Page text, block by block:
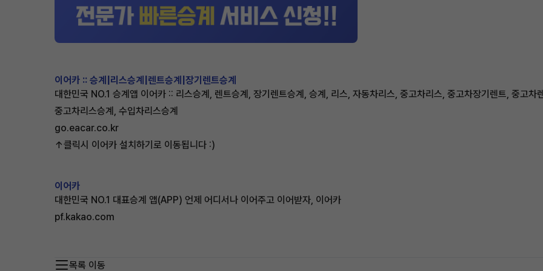
이어카 :: 승계|리스승계|렌트승계|장기렌트승계
대한민국 NO.1 승계앱 이어카 :: 리스승계, 렌트승계, 장기렌트승계, 승계, 리스, 자동차리스, 중고차리스, 중고차장기렌트, 중고차
중고차리스승계, 수입차리스승계
go.eacar.co.kr
↑클릭시 이어카 설치하기로 이동됩니다 :)
이어카
대한민국 NO.1 대표승계 앱(APP) 언제 어디서나 이어주고 이어받자, 이어카
pf.kakao.com
목록 이동